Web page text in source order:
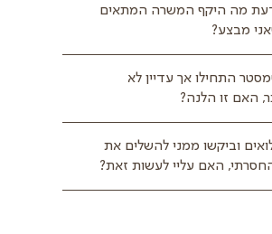
מה היקף המשרה המתאים
מבצע?
התחילו אך עדיין לא
האם זו הלנה?
וביקשו ממני להשלים את
האם עליי לעשות זאת?